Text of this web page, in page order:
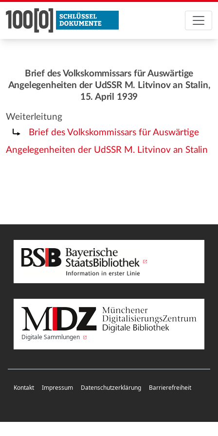
Brief des Volkskommissars für Auswärtige
Angelegenheiten der UdSSR M. Litvinov an Stalin,
15. April 1939
Weiterleitung
Weiterleitung nach:
Brief des Volkskommissars für Auswärtige
Angelegenheiten der UdSSR M. Litvinov an Stalin
Digitale Sammlungen
Kontakt Impressum Datenschutzerklärung Barrierefreiheit